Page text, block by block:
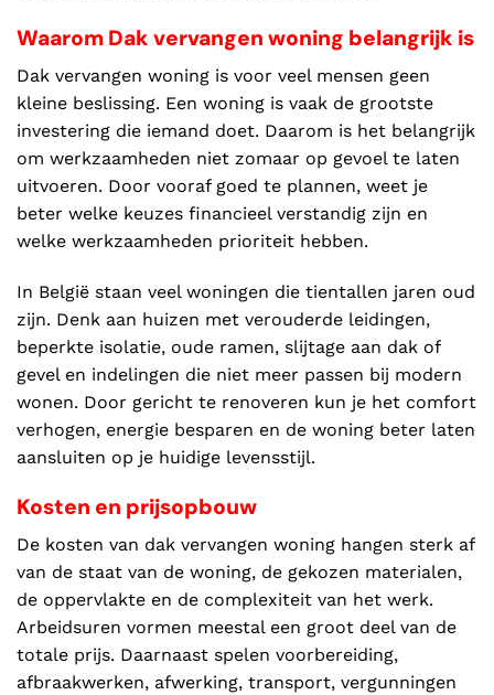
Waarom Dak vervangen woning belangrijk is
Dak vervangen woning is voor veel mensen geen
kleine beslissing. Een woning is vaak de grootste
investering die iemand doet. Daarom is het belangrijk
om werkzaamheden niet zomaar op gevoel te laten
uitvoeren. Door vooraf goed te plannen, weet je
beter welke keuzes financieel verstandig zijn en
welke werkzaamheden prioriteit hebben.
In België staan veel woningen die tientallen jaren oud
zijn. Denk aan huizen met verouderde leidingen,
beperkte isolatie, oude ramen, slijtage aan dak of
gevel en indelingen die niet meer passen bij modern
wonen. Door gericht te renoveren kun je het comfort
verhogen, energie besparen en de woning beter laten
aansluiten op je huidige levensstijl.
Kosten en prijsopbouw
De kosten van dak vervangen woning hangen sterk af
van de staat van de woning, de gekozen materialen,
de oppervlakte en de complexiteit van het werk.
Arbeidsuren vormen meestal een groot deel van de
totale prijs. Daarnaast spelen voorbereiding,
afbraakwerken, afwerking, transport, vergunningen